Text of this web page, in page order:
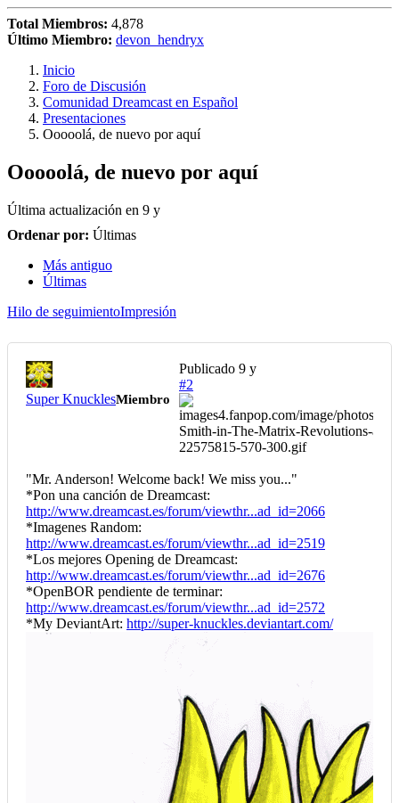
Total Miembros: 4,878
Último Miembro: devon_hendryx
Inicio
Foro de Discusión
Comunidad Dreamcast en Español
Presentaciones
Ooooolá, de nuevo por aquí
Ooooolá, de nuevo por aquí
Última actualización en 9 y
Ordenar por: Últimas
Más antiguo
Últimas
Hilo de seguimientoImpresión
Super KnucklesMiembro
Publicado 9 y
#2
"Mr. Anderson! Welcome back! We miss you..."
*Pon una canción de Dreamcast:
http://www.dreamcast.es/forum/viewthr...ad_id=2066
*Imagenes Random:
http://www.dreamcast.es/forum/viewthr...ad_id=2519
*Los mejores Opening de Dreamcast:
http://www.dreamcast.es/forum/viewthr...ad_id=2676
*OpenBOR pendiente de terminar:
http://www.dreamcast.es/forum/viewthr...ad_id=2572
*My DeviantArt: http://super-knuckles.deviantart.com/